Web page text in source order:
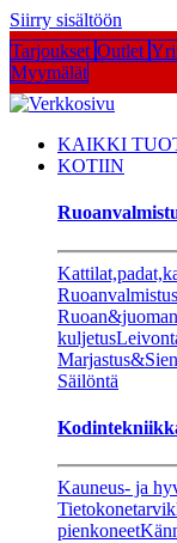
Siirry sisältöön
Tarjoukset Outlet
Myymälät
KAIKKI
KOTIIN
kuljetus
Säilöntä
Kauneus- ja
pienkoneet